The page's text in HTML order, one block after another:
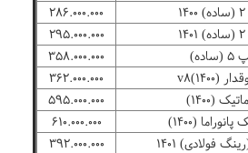
۲۸۶.۰۰۰.۰۰۰
۲۹۵.۰۰۰.۰۰۰
۳۵۸.۰۰۰.۰۰۰
۳۶۲.۰۰۰.۰۰۰
۵۹۵.۰۰۰.۰۰۰
۶۱۰.۰۰۰.۰۰۰
۳۹۲.۰۰۰.۰۰۰